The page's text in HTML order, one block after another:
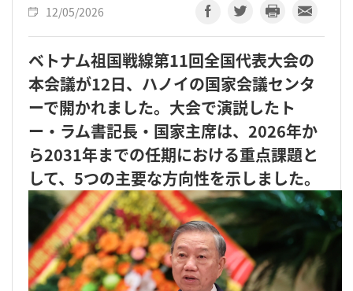
12/05/2026
ベトナム祖国戦線第11回全国代表大会の
本会議が12日、ハノイの国家会議センタ
ーで開かれました。大会で演説したト
ー・ラム書記長・国家主席は、2026年か
ら2031年までの任期における重点課題と
して、5つの主要な方向性を示しました。